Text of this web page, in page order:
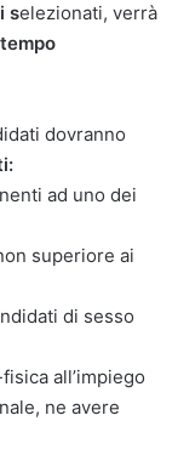
selezionati, verrà
dovranno
ad uno dei
superiore ai
di sesso
all’impiego
ne avere